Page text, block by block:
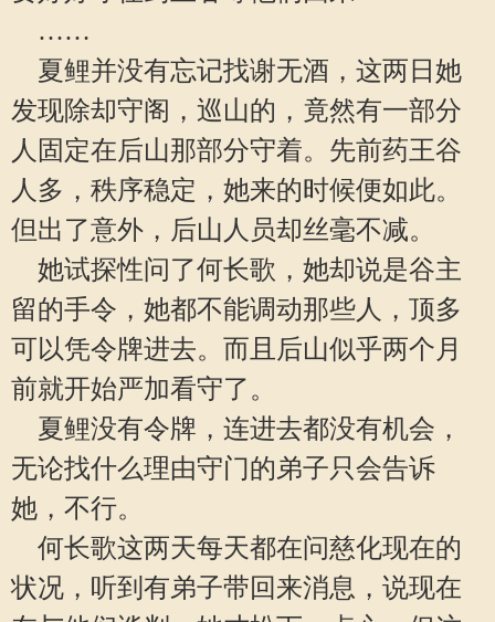
……
夏鲤并没有忘记找谢无酒，这两日她
发现除却守阁，巡山的，竟然有一部分
人固定在后山那部分守着。先前药王谷
人多，秩序稳定，她来的时候便如此。
但出了意外，后山人员却丝毫不减。
她试探性问了何长歌，她却说是谷主
留的手令，她都不能调动那些人，顶多
可以凭令牌进去。而且后山似乎两个月
前就开始严加看守了。
夏鲤没有令牌，连进去都没有机会，
无论找什么理由守门的弟子只会告诉
她，不行。
何长歌这两天每天都在问慈化现在的
状况，听到有弟子带回来消息，说现在